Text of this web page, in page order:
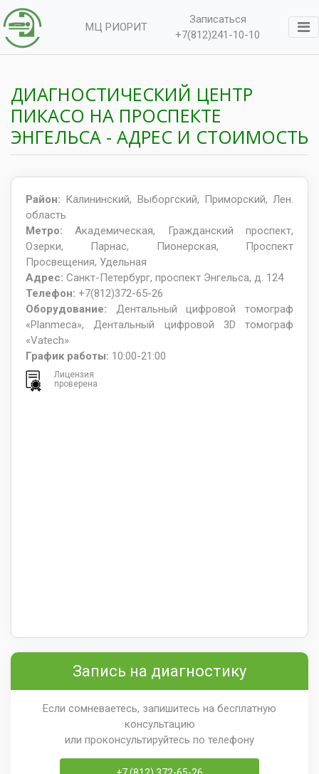
МЦ РИОРИТ
Записаться
+7(812)241-10-10
ДИАГНОСТИЧЕСКИЙ ЦЕНТР
ПИКАСО НА ПРОСПЕКТЕ
ЭНГЕЛЬСА - АДРЕС И СТОИМОСТЬ
Район: Калининский, Выборгский, Приморский, Лен.
область
Метро:Академическая, Гражданский проспект,
Озерки, Парнас, Пионерская, Проспект
Просвещения, Удельная
Адрес: Санкт-Петербург, проспект Энгельса, д. 124
Телефон: +7(812)372-65-26
Оборудование: Дентальный цифровой томограф
«Planmeca», Дентальный цифровой 3D томограф
«Vatech»
График работы: 10:00-21:00
Лицензия
проверена
Запись на диагностику
Если сомневаетесь, запишитесь на бесплатную
консультацию
или проконсультируйтесь по телефону